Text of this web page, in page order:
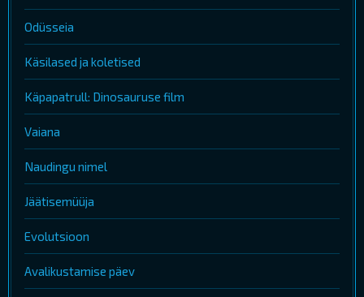
Odüsseia
Käsilased ja koletised
Käpapatrull: Dinosauruse film
Vaiana
Naudingu nimel
Jäätisemüüja
Evolutsioon
Avalikustamise päev